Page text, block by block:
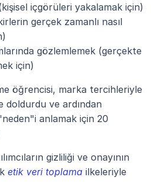
içgörüleri yakalamak için)
gerçek zamanlı nasıl
gözlemlemek (gerçekte
için)
öğrencisi, marka tercihleriyle
doldurdu ve ardından
anlamak için 20
gizliliği ve onayının
etik veri toplama ilkeleriyle